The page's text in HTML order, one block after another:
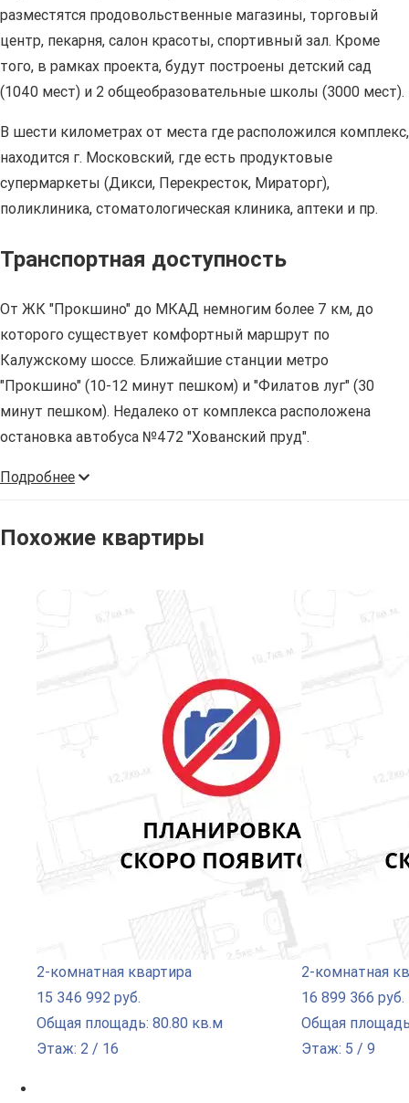
разместятся продовольственные магазины, торговый
центр, пекарня, салон красоты, спортивный зал. Кроме
того, в рамках проекта, будут построены детский сад
(1040 мест) и 2 общеобразовательные школы (3000 мест).
В шести километрах от места где расположился комплекс,
находится г. Московский, где есть продуктовые
супермаркеты (Дикси, Перекресток, Мираторг),
поликлиника, стоматологическая клиника, аптеки и пр.
Транспортная доступность
От ЖК "Прокшино" до МКАД немногим более 7 км, до
которого существует комфортный маршрут по
Калужскому шоссе. Ближайшие станции метро
"Прокшино" (10-12 минут пешком) и "Филатов луг" (30
минут пешком). Недалеко от комплекса расположена
остановка автобуса №472 "Хованский пруд".
Подробнее
Похожие квартиры
2-комнатная квартира
15 346 992 руб.
Общая площадь: 80.80 кв.м
Этаж: 2 / 16
2-комнатная
16 899 366 руб.
Общая
Этаж: 5 / 9